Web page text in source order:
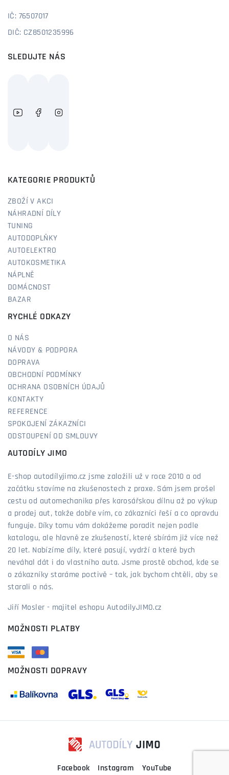
IČ: 76507017
DIČ: CZ8501235996
SLEDUJTE NÁS
KATEGORIE PRODUKTŮ
ZBOŽÍ V AKCI
NÁHRADNÍ DÍLY
TUNING
AUTODOPLŇKY
AUTOELEKTRO
AUTOKOSMETIKA
NÁPLNĚ
DOMÁCNOST
BAZAR
RYCHLÉ ODKAZY
O NÁS
NÁVODY & PODPORA
DOPRAVA
OBCHODNÍ PODMÍNKY
OCHRANA OSOBNÍCH ÚDAJŮ
KONTAKTY
REFERENCE
SPOKOJENÍ ZÁKAZNÍCI
ODSTOUPENÍ OD SMLOUVY
AUTODÍLY JIMO
E-shop autodílyjimo.cz jsme založili už v roce 2010 a od
začátku stavíme na zkušenostech z praxe. Sám jsem prošel
cestu od automechanika přes karosářskou dílnu až po výkup
a prodej aut, takže dobře vím, co zákazníci řeší a co opravdu
funguje. Díky tomu vám dokážeme poradit nejen podle
katalogu, ale hlavně ze zkušeností, které sbírám již více než
20 let. Nabízíme díly, které pasují, vydrží a které bych
neváhal dát i do vlastního auta. Jsme prostě obchod, kde se
o zákazníky staráme poctivě – tak, jak bychom chtěli, aby se
starali o nás.
Jiří Mosler - majitel eshopu AutodilyJIMO.cz
MOŽNOSTI PLATBY
MOŽNOSTI DOPRAVY
Facebook Instagram YouTube